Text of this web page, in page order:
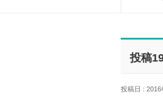
投稿
投稿日 : 2016